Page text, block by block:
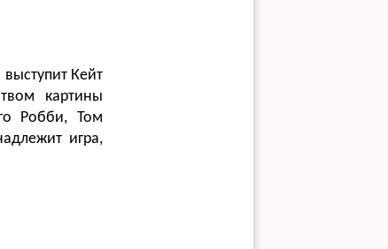
Кейт
картины
Робби, Том
игра,